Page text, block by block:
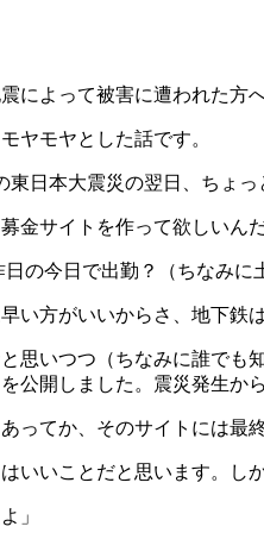
によって被害に遭われた方
ヤモヤとした話です。
東日本大震災の翌日、ちょ
金サイトを作って欲しいん
の今日で出勤？（ちなみに
早い方がいいからさ、地下鉄
思いつつ（ちなみに誰でも
公開しました。震災発生か
ってか、そのサイトには最
いいことだと思います。し
」